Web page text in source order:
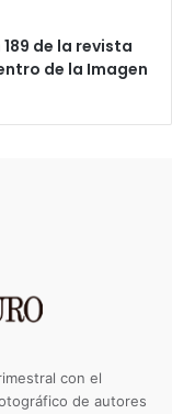
de la revista
de la Imagen
con el
de autores